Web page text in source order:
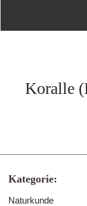
Koralle
Kategorie:
Naturkunde